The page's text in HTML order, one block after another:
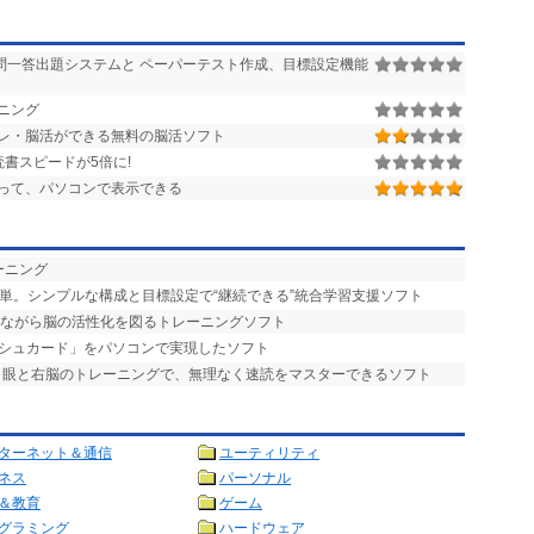
答出題システムと ペーパーテスト作成、目標設定機能
ング
脳活ができる無料の脳活ソフト
スピードが5倍に!
て、パソコンで表示できる
ニング
。シンプルな構成と目標設定で“継続できる”統合学習支援ソフト
がら脳の活性化を図るトレーニングソフト
ュカード」をパソコンで実現したソフト
と右脳のトレーニングで、無理なく速読をマスターできるソフト
ーネット＆通信
ユーティリティ
ス
パーソナル
教育
ゲーム
ラミング
ハードウェア